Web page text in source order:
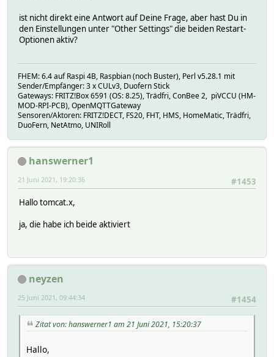
ist nicht direkt eine Antwort auf Deine Frage, aber hast Du in
den Einstellungen unter "Other Settings" die beiden Restart-
Optionen aktiv?
FHEM: 6.4 auf Raspi 4B, Raspbian (noch Buster), Perl v5.28.1 mit
Sender/Empfänger: 3 x CULv3, Duofern Stick
Gateways: FRITZ!Box 6591 (OS: 8.25), Trädfri, ConBee 2, piVCCU (HM-
MOD-RPI-PCB), OpenMQTTGateway
Sensoren/Aktoren: FRITZ!DECT, FS20, FHT, HMS, HomeMatic, Trädfri,
DuoFern, NetAtmo, UNIRoll
hanswerner1
#1453
21 Juni 2021, 19:20:36
Hallo tomcat.x,
ja, die habe ich beide aktiviert
neyzen
#1454
25 Juni 2021, 09:44:34
Zitat von: hanswerner1 am 21 Juni 2021, 15:20:37
Hallo,